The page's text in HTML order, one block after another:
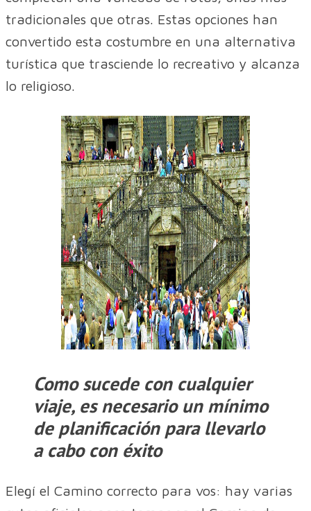
tradicionales que otras. Estas opciones han
convertido esta costumbre en una alternativa
turística que trasciende lo recreativo y alcanza
lo religioso.
Como sucede con cualquier
viaje, es necesario un mínimo
de planificación para llevarlo
a cabo con éxito
Elegí el Camino correcto para vos: hay varias